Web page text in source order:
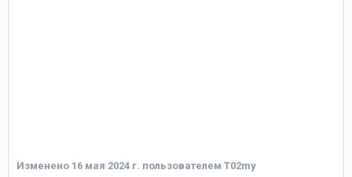
Изменено 16 мая 2024 г. пользователем T02my